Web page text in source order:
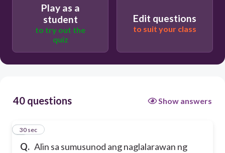
Naghahabulan ang mga isda sa ilalim ng
Masyadong mataas ang lipad ng Agila
Play as a
student
to try out the
quiz
Edit questions
to suit your class
40 questions Show answers
Q. Alin sa sumusunod ang naglalarawan ng
1
30 sec